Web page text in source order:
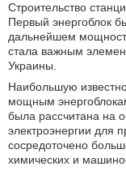
Строительство
Первый энергоблок
дальнейшем
стала важным
Украины.
Наибольшую
мощным
была рассчитана на
электроэнергии для
сосредоточено
химических и